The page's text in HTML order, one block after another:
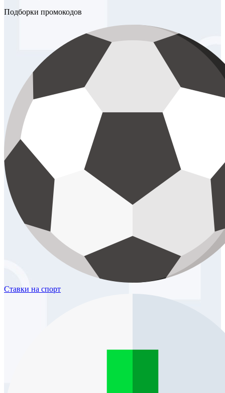
Подборки промокодов
Ставки на спорт